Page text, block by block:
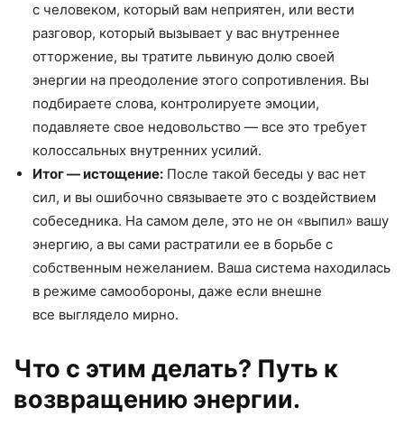
с человеком, который вам неприятен, или вести
разговор, который вызывает у вас внутреннее
отторжение, вы тратите львиную долю своей
энергии на преодоление этого сопротивления. Вы
подбираете слова, контролируете эмоции,
подавляете свое недовольство — все это требует
колоссальных внутренних усилий.
Итог — истощение: После такой беседы у вас нет
сил, и вы ошибочно связываете это с воздействием
собеседника. На самом деле, это не он «выпил» вашу
энергию, а вы сами растратили ее в борьбе с
собственным нежеланием. Ваша система находилась
в режиме самообороны, даже если внешне
все выглядело мирно.
Что с этим делать? Путь к
возвращению энергии.